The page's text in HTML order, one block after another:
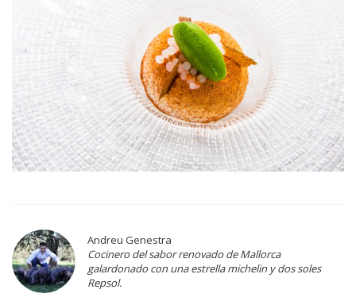
Andreu Genestra
Cocinero del sabor renovado de Mallorca
galardonado con una estrella michelin y dos soles
Repsol.